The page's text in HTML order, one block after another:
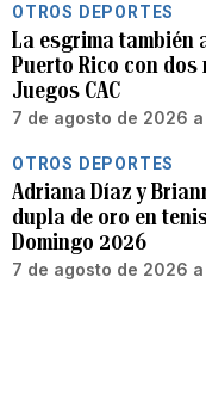
OTROS DEPORTES
La esgrima también
Puerto Rico con dos
Juegos CAC
7 de agosto de 2026
OTROS DEPORTES
Adriana Díaz y
dupla de oro en
Domingo 2026
7 de agosto de 2026